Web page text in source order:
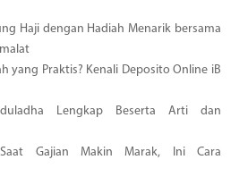
Haji dengan Hadiah Menarik bersama
yang Praktis? Kenali Deposito Online iB
Lengkap Beserta Arti dan
Gajian Makin Marak, Ini Cara